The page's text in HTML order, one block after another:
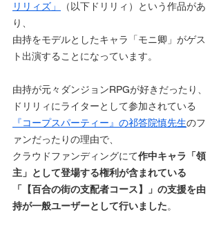
リリィズ」
（以下ドリリィ）という作品があ
り、
由持をモデルとしたキャラ「モニ卿」がゲス
ト出演することになっています。
由持が元々ダンジョンRPGが好きだったり、
ドリリィにライターとして参加されている
『コープスパーティー』の祁答院慎先生のフ
ァンだったりの理由で、
クラウドファンディングにて作中キャラ「領
主」として登場する権利が含まれている
「【百合の街の支配者コース】」の支援を由
持が一般ユーザーとして行いました。